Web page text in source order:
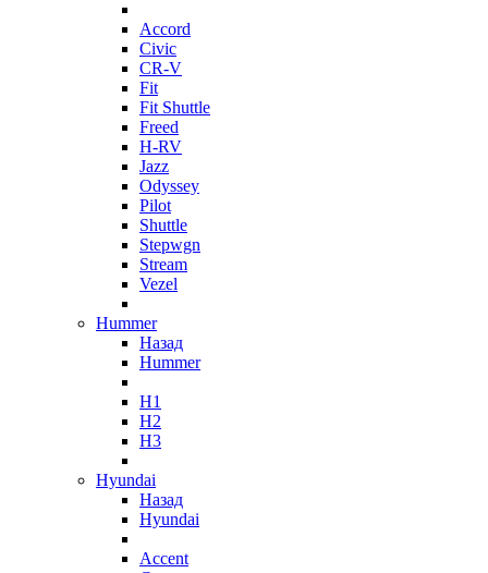
Accord
Civic
CR-V
Fit
Fit Shuttle
Freed
H-RV
Jazz
Odyssey
Pilot
Shuttle
Stepwgn
Stream
Vezel
Hummer
Назад
Hummer
H1
H2
H3
Hyundai
Назад
Hyundai
Accent